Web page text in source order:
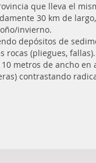
que lleva el
30 km de
invierno.
depósitos de
rocas (pliegues, fallas).
metros de ancho en
contrastando